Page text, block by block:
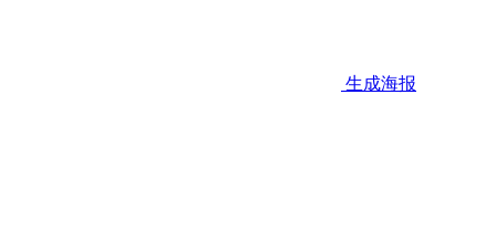
生成海报